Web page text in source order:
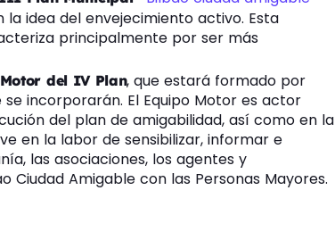
la idea del envejecimiento activo. Esta
principalmente por ser más
del IV Plan, que estará formado por
incorporarán. El Equipo Motor es actor
del plan de amigabilidad, así como en la
en la labor de sensibilizar, informar e
las asociaciones, los agentes y
Amigable con las Personas Mayores.